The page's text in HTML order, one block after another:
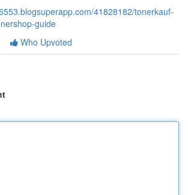
41828182/tonerkauf-
guide
Who Upvoted